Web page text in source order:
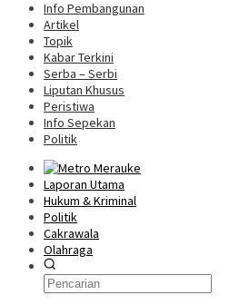
Info Pembangunan
Artikel
Topik
Kabar Terkini
Serba – Serbi
Liputan Khusus
Peristiwa
Info Sepekan
Politik
Laporan Utama
Hukum & Kriminal
Politik
Cakrawala
Olahraga